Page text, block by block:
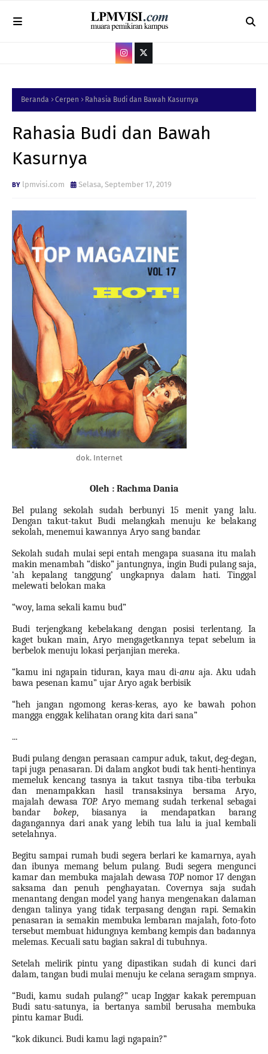
Beranda Cerpen Rahasia Budi dan Bawah Kasurnya
Rahasia Budi dan Bawah
Kasurnya
lpmvisi.com Selasa, September 17, 2019
dok. Internet
Oleh : Rachma Dania
Bel pulang sekolah sudah berbunyi 15 menit yang lalu.
Dengan takut-takut Budi melangkah menuju ke belakang
sekolah, menemui kawannya Aryo sang bandar.
Sekolah sudah mulai sepi entah mengapa suasana itu malah
makin menambah “disko” jantungnya, ingin Budi pulang saja,
‘ah kepalang tanggung’ ungkapnya dalam hati. Tinggal
melewati belokan maka
“woy, lama sekali kamu bud”
Budi terjengkang kebelakang dengan posisi terlentang. Ia
kaget bukan main, Aryo mengagetkannya tepat sebelum ia
berbelok menuju lokasi perjanjian mereka.
“kamu ini ngapain tiduran, kaya mau di-anu aja. Aku udah
bawa pesenan kamu” ujar Aryo agak berbisik
“heh jangan ngomong keras-keras, ayo ke bawah pohon
mangga enggak kelihatan orang kita dari sana”
...
Budi pulang dengan perasaan campur aduk, takut, deg-degan,
tapi juga penasaran. Di dalam angkot budi tak henti-hentinya
memeluk kencang tasnya ia takut tasnya tiba-tiba terbuka
dan menampakkan hasil transaksinya bersama Aryo,
majalah dewasa TOP. Aryo memang sudah terkenal sebagai
bandar bokep, biasanya ia mendapatkan barang
dagangannya dari anak yang lebih tua lalu ia jual kembali
setelahnya.
Begitu sampai rumah budi segera berlari ke kamarnya, ayah
dan ibunya memang belum pulang. Budi segera mengunci
kamar dan membuka majalah dewasa TOP nomor 17 dengan
saksama dan penuh penghayatan. Covernya saja sudah
menantang dengan model yang hanya mengenakan dalaman
dengan talinya yang tidak terpasang dengan rapi. Semakin
penasaran ia semakin membuka lembaran majalah, foto-foto
tersebut membuat hidungnya kembang kempis dan badannya
melemas. Kecuali satu bagian sakral di tubuhnya.
Setelah melirik pintu yang dipastikan sudah di kunci dari
dalam, tangan budi mulai menuju ke celana seragam smpnya.
“Budi, kamu sudah pulang?” ucap Inggar kakak perempuan
Budi satu-satunya, ia bertanya sambil berusaha membuka
pintu kamar Budi.
“kok dikunci. Budi kamu lagi ngapain?”